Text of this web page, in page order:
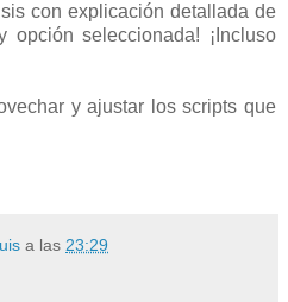
con explicación detallada de
seleccionada! ¡Incluso
y ajustar los scripts que
a las 23:29